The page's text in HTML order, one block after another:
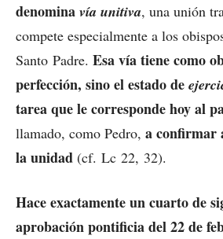
denomina vía unitiva, una unión
compete especialmente a los
Santo Padre. Esa vía tiene como
perfección, sino el estado de
tarea que le corresponde hoy al
llamado, como Pedro, a confirmar
la unidad (cf. Lc 22, 32).
Hace exactamente un cuarto de
aprobación pontificia del 22 de